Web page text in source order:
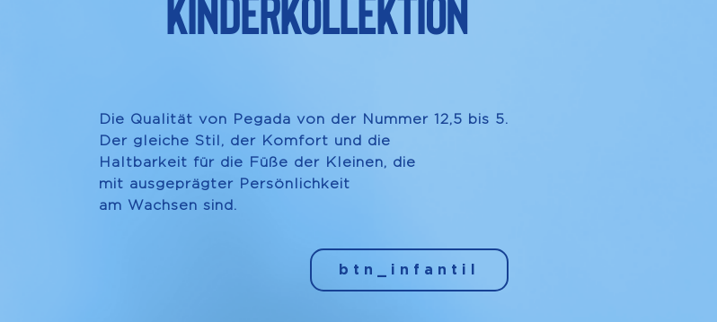
Die Qualität von Pegada von der Nummer 12,5 bis 5.
Der gleiche Stil, der Komfort und die
Haltbarkeit für die Füße der Kleinen, die
mit ausgeprägter Persönlichkeit
am Wachsen sind.
btn_infantil